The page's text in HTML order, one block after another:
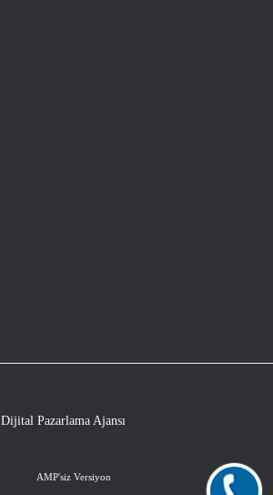
Dijital Pazarlama Ajansı
AMP'siz Versiyon